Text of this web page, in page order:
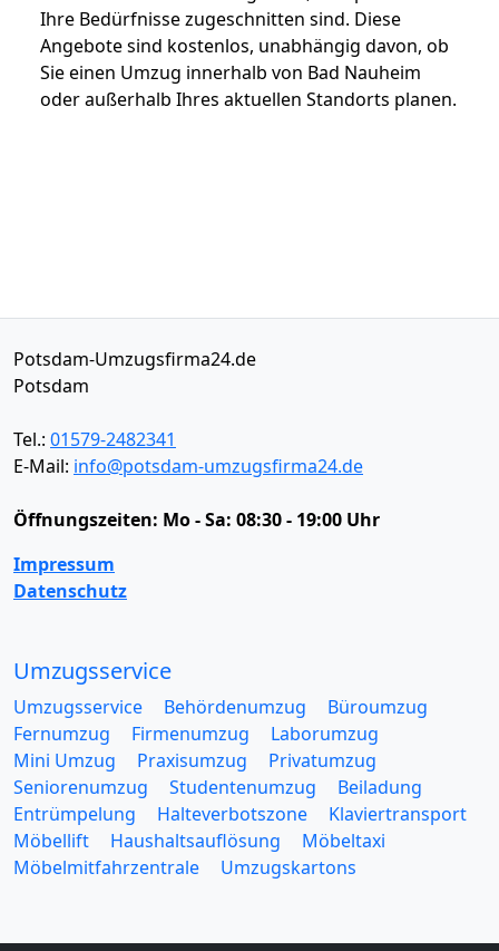
Ihre Bedürfnisse zugeschnitten sind. Diese
Angebote sind kostenlos, unabhängig davon, ob
Sie einen Umzug innerhalb von Bad Nauheim
oder außerhalb Ihres aktuellen Standorts planen.
Potsdam-Umzugsfirma24.de
Potsdam
Tel.: 01579-2482341
E-Mail: info@potsdam-umzugsfirma24.de
Öffnungszeiten: Mo - Sa: 08:30 - 19:00 Uhr
Impressum
Datenschutz
Umzugsservice
Umzugsservice Behördenumzug
Büroumzug
Fernumzug
Firmenumzug
Laborumzug
Mini Umzug
Praxisumzug
Privatumzug
Seniorenumzug
Studentenumzug
Beiladung
Entrümpelung
Halteverbotszone
Klaviertransport
Möbellift
Haushaltsauflösung
Möbeltaxi
Möbelmitfahrzentrale
Umzugskartons